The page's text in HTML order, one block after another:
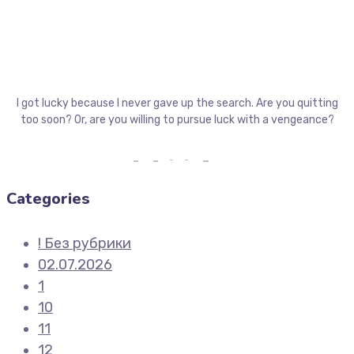
I got lucky because I never gave up the search. Are you quitting
too soon? Or, are you willing to pursue luck with a vengeance?
Categories
! Без рубрики
02.07.2026
1
10
11
12